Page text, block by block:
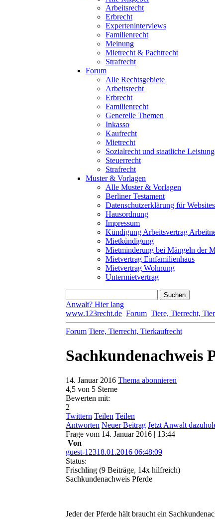
Arbeitsrecht
Erbrecht
Experteninterviews
Familienrecht
Meinung
Mietrecht & Pachtrecht
Strafrecht
Forum
Alle Rechtsgebiete
Arbeitsrecht
Erbrecht
Familienrecht
Generelle Themen
Inkasso
Kaufrecht
Mietrecht
Sozialrecht und staatliche
Steuerrecht
Strafrecht
Muster & Vorlagen
Alle Muster & Vorlagen
Berliner Testament
Datenschutzerklärung für
Hausordnung
Impressum
Kündigung Arbeitsvertrag
Mietkündigung
Mietminderung bei Mängeln der
Mietvertrag Einfamilienhaus
Mietvertrag Wohnung
Untermietvertrag
Anwalt? Hier lang
www.123recht.de Forum Tiere, Tierrecht,
Forum Tiere, Tierrecht, Tierkaufrecht
Sachkundenachweis
14. Januar 2016 Thema abonnieren
4,5 von 5 Sterne
Bewerten mit:
2
Twittern Teilen Teilen
Antworten Neuer Beitrag Jetzt Anwalt
Frage vom 14. Januar 2016 | 13:44
Von
guest-12318.01.2016 06:48:09
Status:
Frischling (9 Beiträge, 14x hilfreich)
Sachkundenachweis Pferde
Jeder der Pferde hält braucht ein